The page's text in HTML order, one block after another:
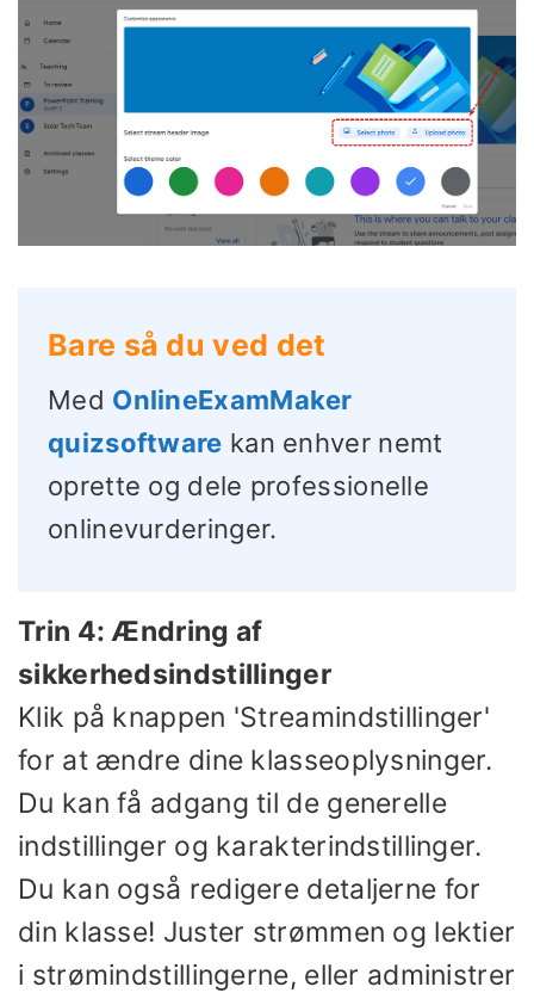
Bare så du ved det
Med OnlineExamMaker
quizsoftware kan enhver nemt
oprette og dele professionelle
onlinevurderinger.
Trin 4: Ændring af
sikkerhedsindstillinger
Klik på knappen 'Streamindstillinger'
for at ændre dine klasseoplysninger.
Du kan få adgang til de generelle
indstillinger og karakterindstillinger.
Du kan også redigere detaljerne for
din klasse! Juster strømmen og lektier
i strømindstillingerne, eller administrer